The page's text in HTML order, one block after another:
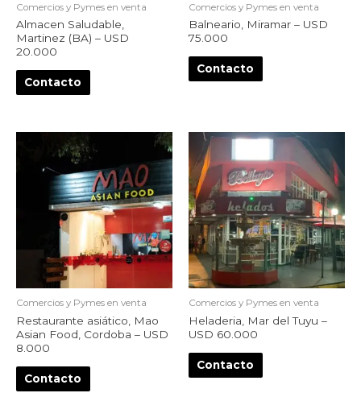
Comercios y Pymes en venta
Almacen Saludable,
Martinez (BA) – USD
20.000
Contacto
Comercios y Pymes en venta
Balneario, Miramar – USD
75.000
Contacto
Comercios y Pymes en venta
Restaurante asiático, Mao
Asian Food, Cordoba – USD
8.000
Contacto
Comercios y Pymes en venta
Heladeria, Mar del Tuyu –
USD 60.000
Contacto